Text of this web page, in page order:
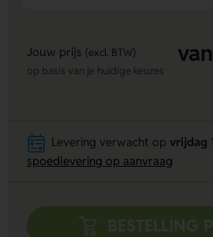
Jouw prijs (excl. BTW)
op basis van je huidige keuzes
Levering verwacht opvrijdag
spoedlevering op aanvraag
BESTELLING